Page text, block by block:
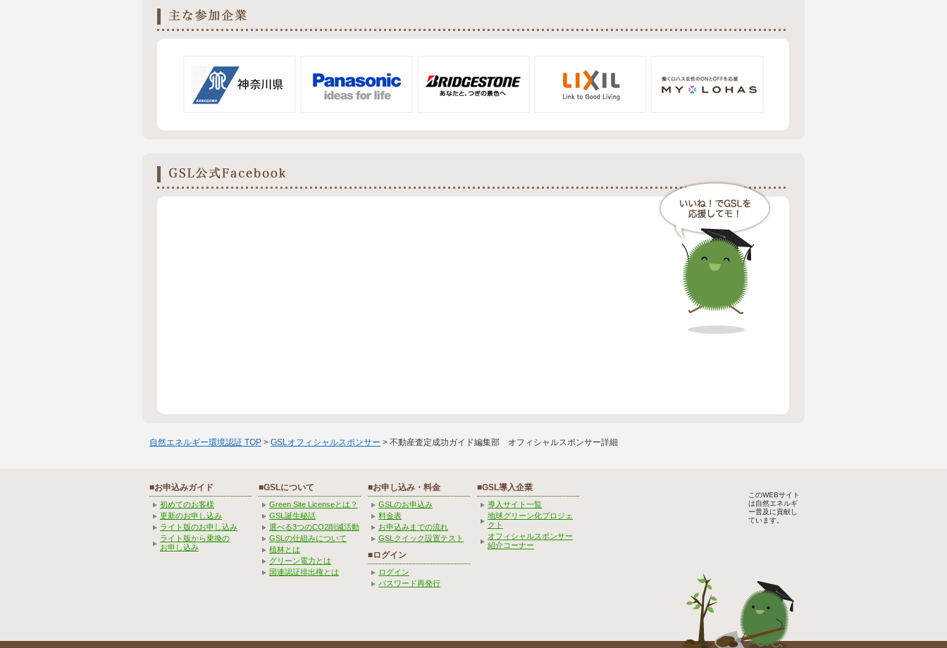
自然エネルギー環境認証 TOP > GSLオフィシャルスポンサー > 不動産査定成功ガイド編集部 オフィシャルスポンサー詳細
■お申込みガイド
初めてのお客様
更新のお申し込み
ライト版のお申し込み
ライト版から乗換の
お申し込み
■GSLについて
Green Site Licenseとは？
GSL誕生秘話
選べる3つのCO2削減活動
GSLの仕組みについて
植林とは
グリーン電力とは
国連認証排出権とは
■お申し込み・料金
GSLのお申込み
料金表
お申込みまでの流れ
GSLクイック設置テスト
■ログイン
ログイン
パスワード再発行
■GSL導入企業
導入サイト一覧
地球グリーン化プロジェ
クト
オフィシャルスポンサー
紹介コーナー
このWEBサイト
は自然エネルギ
ー普及に貢献し
ています。